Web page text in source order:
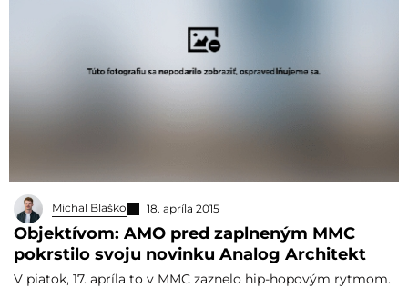
Michal Blaško 18. apríla 2015
Objektívom: AMO pred zaplneným MMC
pokrstilo svoju novinku Analog Architekt
V piatok, 17. apríla to v MMC zaznelo hip-hopovým rytmom.